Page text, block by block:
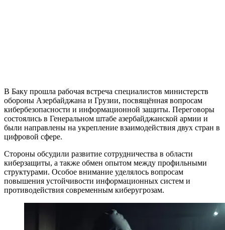
В Баку прошла рабочая встреча специалистов министерств
обороны Азербайджана и Грузии, посвящённая вопросам
кибербезопасности и информационной защиты. Переговоры
состоялись в Генеральном штабе азербайджанской армии и
были направлены на укрепление взаимодействия двух стран в
цифровой сфере.
Стороны обсудили развитие сотрудничества в области
киберзащиты, а также обмен опытом между профильными
структурами. Особое внимание уделялось вопросам
повышения устойчивости информационных систем и
противодействия современным киберугрозам.